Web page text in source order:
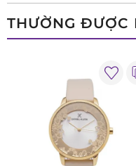
THƯỜNG ĐƯỢC